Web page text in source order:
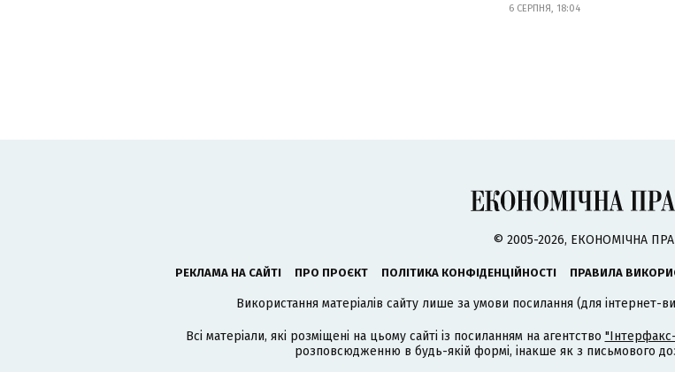
6 СЕРПНЯ, 18:04
© 2005-2026, ЕКОНОМІЧНА
РЕКЛАМА НА САЙТІ ПРО ПРОЄКТ ПОЛІТИКА КОНФІДЕНЦІЙНОСТІ ПРАВИЛА
Використання матеріалів сайту лише за умови посилання (для інтернет-
Всі матеріали, які розміщені на цьому сайті із посиланням на агентство
розповсюдженню в будь-якій формі, інакше як з письмового